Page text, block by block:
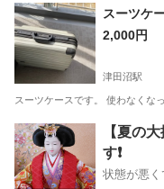
千葉 千葉市
スーツケ
2,000円
津田沼駅
スーツケースです。 使わなくな
千葉 船橋市 津田沼駅
【夏の
す❗️
状態が悪